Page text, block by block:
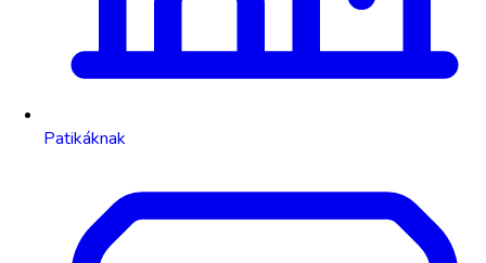
Patikáknak